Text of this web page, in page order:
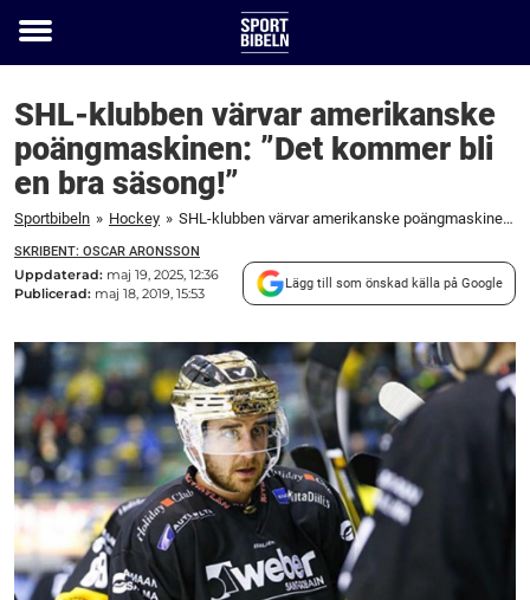
Toggle
SHL-klubben värvar amerikanske
poängmaskinen: ”Det kommer bli
en bra säsong!”
Sportbibeln » Hockey » SHL-klubben värvar amerikanske poängmaskinen: "Det kommer bli en bra säsong!"
SKRIBENT: OSCAR ARONSSON
Uppdaterad: maj 19, 2025, 12:36
Publicerad: maj 18, 2019, 15:53
Lägg till som önskad källa på Google